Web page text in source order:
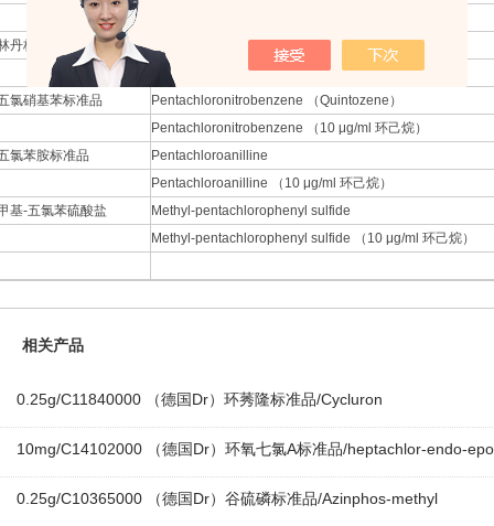
丹标准品
Lindane （BHC gama isomer）
Linda e （10 μg/ml 环己烷）
氯硝基苯标准品
Pentachloronitrobenzene （Quintozene）
Pentachloronitrobenzene （10 μg/ml 环己烷）
氯苯胺标准品
Pentachloroanilline
Pentachloroanilline （10 μg/ml 环己烷）
基-五氯苯硫酸盐
Methyl-pentachlorophenyl sulfide
Methyl-pentachlorophenyl sulfide （10 μg/ml 环己烷）
相关产品
0.25g/C11840000 （德国Dr）环莠隆标准品/Cycluron
10mg/C14102000 （德国Dr）环氧七氯A标准品/heptachlor-endo-
0.25g/C10365000 （德国Dr）谷硫磷标准品/Azinphos-methyl